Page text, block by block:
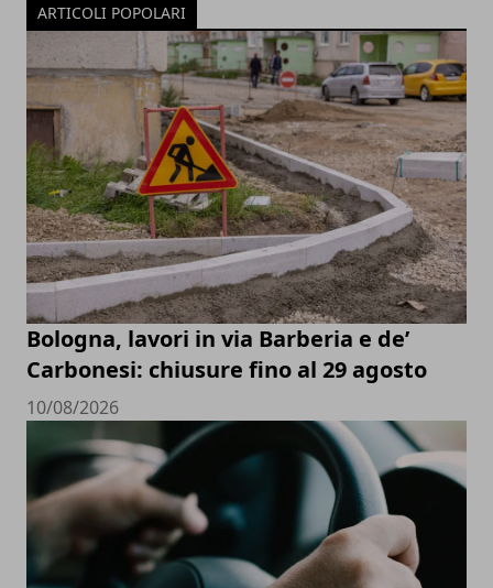
ARTICOLI POPOLARI
Bologna, lavori in via Barberia e de’
Carbonesi: chiusure fino al 29 agosto
10/08/2026